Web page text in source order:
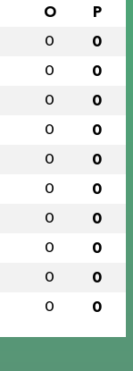
O P
0 0
0 0
0 0
0 0
0 0
0 0
0 0
0 0
0 0
0 0